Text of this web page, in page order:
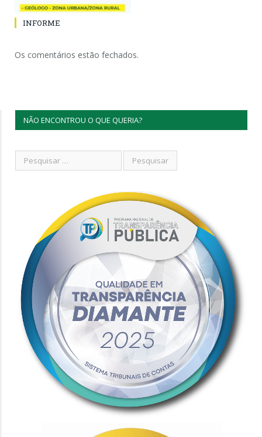
INFORME
Os comentários estão fechados.
NÃO ENCONTROU O QUE QUERIA?